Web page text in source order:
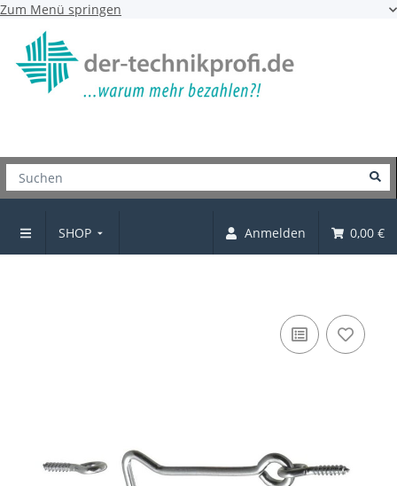
Zum Menü springen
SHOP Anmelden 0,00 €
Sturmhaken